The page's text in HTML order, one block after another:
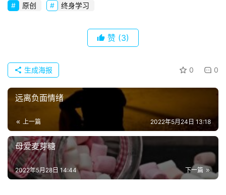
原创 终身学习
赞 (3)
0 0
生成海报
远离负面情绪
上一篇 2022年5月24日 13:18
母爱麦芽糖
下一篇
2022年5月28日 14:44